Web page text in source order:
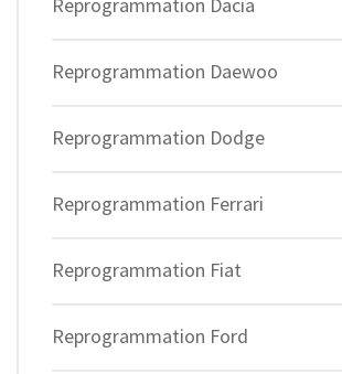
Reprogrammation Daewoo
Reprogrammation Dodge
Reprogrammation Ferrari
Reprogrammation Fiat
Reprogrammation Ford